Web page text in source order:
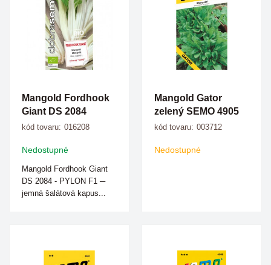
Mangold Fordhook
Giant DS 2084
kód tovaru: 016208
Nedostupné
Mangold Fordhook Giant
DS 2084 - PYLON F1 ─
jemná šalátová kapus...
Mangold Gator
zelený SEMO 4905
kód tovaru: 003712
Nedostupné